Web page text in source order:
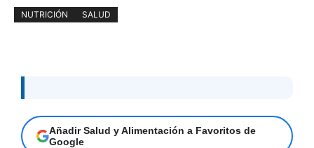
NUTRICIÓN SALUD
Añadir Salud y Alimentación a Favoritos de
Google